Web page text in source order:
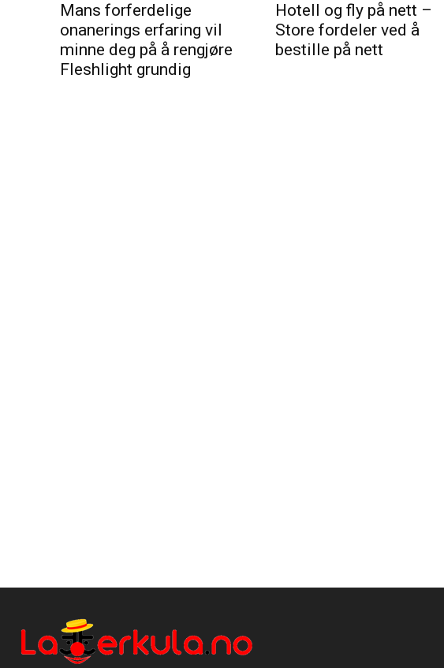
Mans forferdelige
onanerings erfaring vil
minne deg på å rengjøre
Fleshlight grundig
Hotell og fly på nett –
Store fordeler ved å
bestille på nett